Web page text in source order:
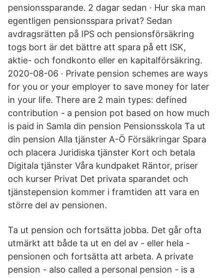
pensionssparande. 2 dagar sedan · Hur ska man
egentligen pensionsspara privat? Sedan
avdragsrätten på IPS och pensionsförsäkring
togs bort är det bättre att spara på ett ISK,
aktie- och fondkonto eller en kapitalförsäkring.
2020-08-06 · Private pension schemes are ways
for you or your employer to save money for later
in your life. There are 2 main types: defined
contribution - a pension pot based on how much
is paid in Samla din pension Pensionsskola Ta ut
din pension Alla tjänster A-Ö Försäkringar Spara
och placera Juridiska tjänster Kort och betala
Digitala tjänster Våra kundpaket Räntor, priser
och kurser Privat Det privata sparandet och
tjänstepension kommer i framtiden att vara en
större del av pensionen.
Ta ut pension och fortsätta jobba. Det går ofta
utmärkt att både ta ut en del av - eller hela -
pensionen och fortsätta att arbeta. A private
pension - also called a personal pension - is a